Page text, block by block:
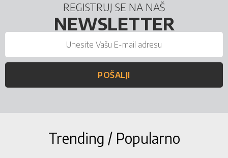
REGISTRUJ SE NA NAŠ
NEWSLETTER
POŠALJI
Trending / Popularno